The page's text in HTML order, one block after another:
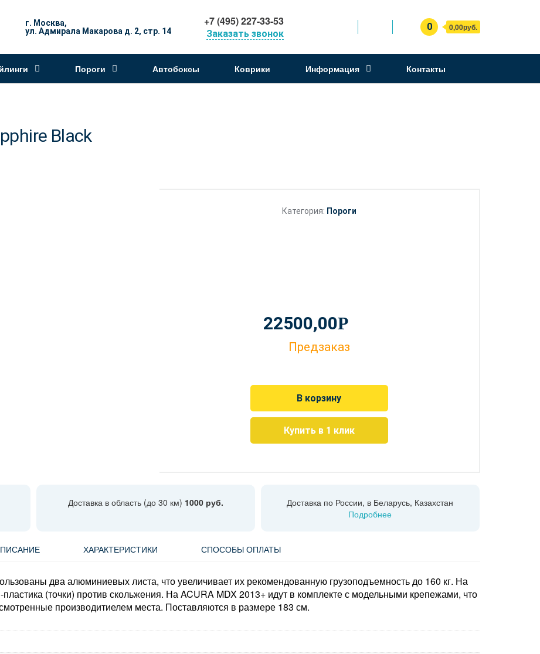
г. Москва,
ул. Адмирала Макарова д. 2, стр. 14
+7 (495) 227-33-53
Заказать звонок
0 0,00руб.
Пороги Автобоксы Коврики Информация Контакты
Black
Категория: Пороги
22500,00Р
Предзаказ
В корзину
Купить в 1 клик
Доставка в область (до 30 км) 1000 руб.
Доставка по России, в Беларусь, Казахстан
Подробнее
ХАРАКТЕРИСТИКИ СПОСОБЫ ОПЛАТЫ
два алюминиевых листа, что увеличивает их рекомендованную грузоподъемность до 160 кг. На
(точки) против скольжения. На ACURA MDX 2013+ идут в комплекте с модельными крепежами, что
производитиелем места. Поставляются в размере 183 см.